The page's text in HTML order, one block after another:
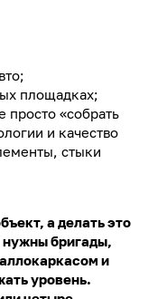
площадках;
просто «собрать
и качество
стыки
а делать это
нужны бригады,
и
уровень.